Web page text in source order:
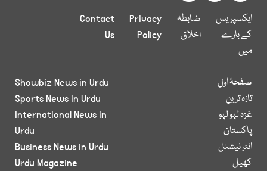
ایکسپریس
کے بارے
میں
ضابطہ
اخلاق
Privacy
Policy
Contact
Us
صفحۂ اول
تازہ ترین
غزہ لہو لہو
پاکستان
انٹر نیشنل
کھیل
Showbiz News in Urdu
Sports News in Urdu
International News in
Urdu
Business News in Urdu
Urdu Magazine